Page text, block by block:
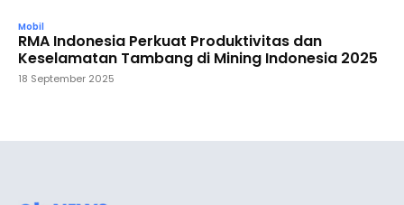
Mobil
RMA Indonesia Perkuat Produktivitas dan
Keselamatan Tambang di Mining Indonesia 2025
18 September 2025